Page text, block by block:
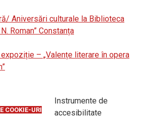
Aniversări culturale la Biblioteca
Roman” Constanța
– „Valențe literare în opera
COOKIE-URI
Instrumente de
accesibilitate